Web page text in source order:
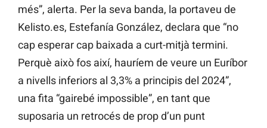
més”, alerta. Per la seva banda, la portaveu de
Kelisto.es, Estefanía González, declara que “no
cap esperar cap baixada a curt-mitjà termini.
Perquè això fos així, hauríem de veure un Euríbor
a nivells inferiors al 3,3% a principis del 2024”,
una fita “gairebé impossible”, en tant que
suposaria un retrocés de prop d’un punt